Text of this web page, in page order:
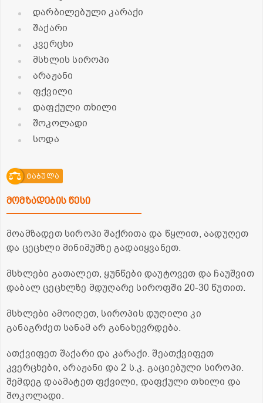
დარბილებული კარაქი
შაქარი
კვერცხი
მსხლის სიროპი
არაჟანი
ფქვილი
დაფქული თხილი
შოკოლადი
სოდა
ტაბულა
მომზადების წესი
მოამზადეთ სიროპი შაქრითა და წყლით, აადუღეთ
და ცეცხლი მინიმუმზე გადაიყვანეთ.
მსხლები გათალეთ, ყუნწები დაუტოვეთ და ჩაუშვით
დაბალ ცეცხლზე მდუღარე სიროფში 20-30 წუთით.
მსხლები ამოიღეთ, სიროპის დუღილი კი
განაგრძეთ სანამ არ განახევრდება.
ათქვიფეთ შაქარი და კარაქი. შეათქვიფეთ
კვერცხები, არაჟანი და 2 ს.კ. გაციებული სიროპი.
შემდეგ დაამატეთ ფქვილი, დაფქული თხილი და
შოკოლადი.